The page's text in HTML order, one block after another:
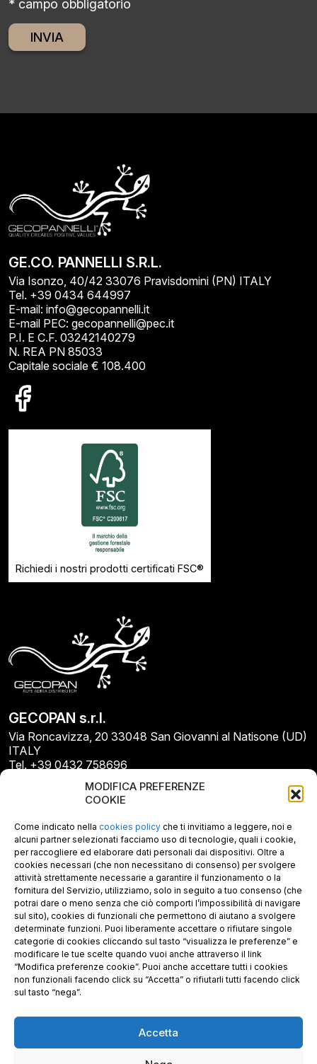
MODIFICA PREFERENZE
COOKIE
Come indicato nella cookies policy che ti invitiamo a leggere, noi e
alcuni partner selezionati facciamo uso di tecnologie, quali i cookie,
per raccogliere ed elaborare dati personali dai dispositivi. Oltre a
cookies necessari (che non necessitano di consenso) per svolgere
attività strettamente necessarie a garantire il funzionamento o la
fornitura del Servizio, utilizziamo, solo in seguito a tuo consenso (che
potrai dare o meno senza che ciò comporti l’impossibilità di navigare
sul sito), cookies di funzionali che permettono di aiutano a svolgere
determinate funzioni. Puoi liberamente accettare o rifiutare singole
categorie di cookies cliccando sul tasto “visualizza le preferenze” e
modificare le tue scelte quando vuoi anche attraverso il link
“Modifica preferenze cookie”. Puoi anche accettare tutti i cookies
non funzionali facendo click su “Accetta” o rifiutarli tutti facendo click
sul tasto “nega”.
Accetta
* campo obbligatorio
GE.CO. PANNELLI S.R.L.
Via Isonzo, 40/42 33076 Pravisdomini (PN) ITALY
Tel. +39 0434 644997
E-mail: info@gecopannelli.it
E-mail PEC: gecopannelli@pec.it
P.I. E C.F. 03242140279
N. REA PN 85033
Capitale sociale € 108.400
Richiedi i nostri prodotti certificati FSC®
GECOPAN s.r.l.
Via Roncavizza, 20 33048 San Giovanni al Natisone (UD)
ITALY
Tel. +39 0432 758696
E-mail: info@gecopan.it
E-mail PEC: gecopan@pec.it
P.I. E C.F. 02487660306
N. REA UD 264834
Capitale sociale € 30.000
Richiedi i nostri prodotti certificati FSC®